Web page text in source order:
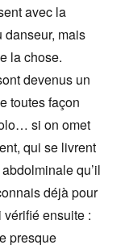
avec la
mais
la chose.
devenus un
toutes façon
si on omet
qui se livrent
qu’il
déjà pour
vérifié ensuite :
presque